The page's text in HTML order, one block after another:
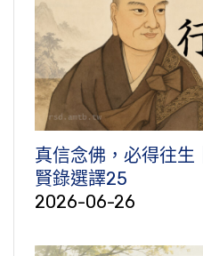
真信念佛，必得往生
賢錄選譯25
2026-06-26